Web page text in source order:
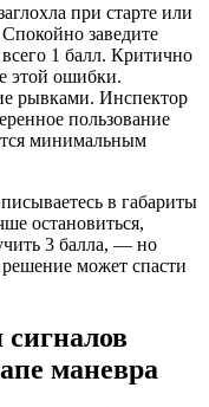
при старте или
заведите
1 балл. Критично
этой ошибки.
рывками. Инспектор
пользование
минимальным
в габариты
остановиться,
3 балла, — но
может спасти
маневра